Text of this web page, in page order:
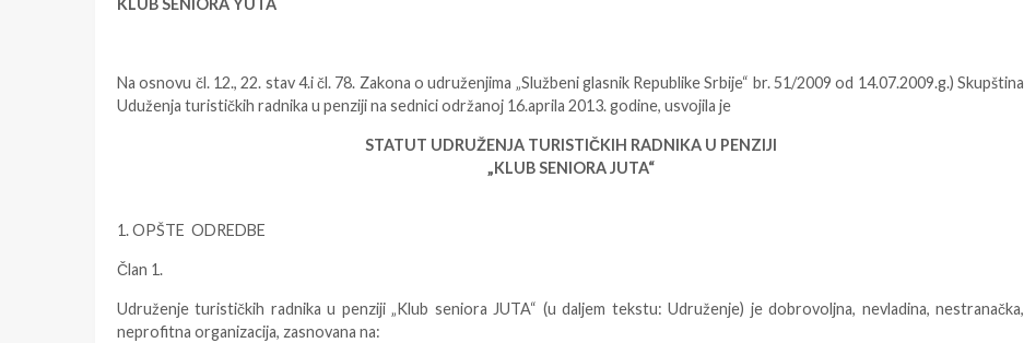
KLUB SENIORA YUTA
Na osnovu čl. 12., 22. stav 4.i čl. 78. Zakona o udruženjima „Službeni glasnik Republike Srbije“ br. 51/2009 od 14.07.2009.g.) Skupština
Uduženja turističkih radnika u penziji na sednici održanoj 16.aprila 2013. godine, usvojila je
STATUT UDRUŽENJA TURISTIČKIH RADNIKA U PENZIJI
„KLUB SENIORA JUTA“
1. OPŠTE ODREDBE
Član 1.
Udruženje turističkih radnika u penziji „Klub seniora JUTA“ (u daljem tekstu: Udruženje) je dobrovoljna, nevladina, nestranačka,
neprofitna organizacija, zasnovana na: